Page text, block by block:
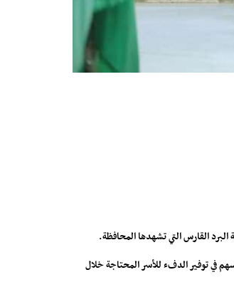
في توفير الدفء للأسر المحتاجة خلال